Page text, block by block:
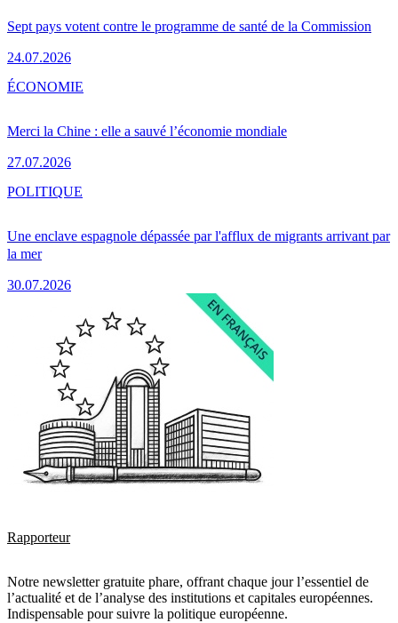
Sept pays votent contre le programme de santé de la Commission
24.07.2026
Merci la Chine : elle a sauvé l’économie mondiale
27.07.2026
ÉCONOMIE
Une enclave espagnole dépassée par l'afflux de migrants arrivant par
la mer
30.07.2026
POLITIQUE
Rapporteur
Notre newsletter gratuite phare, offrant chaque jour l’essentiel de
l’actualité et de l’analyse des institutions et capitales européennes.
Indispensable pour suivre la politique européenne.